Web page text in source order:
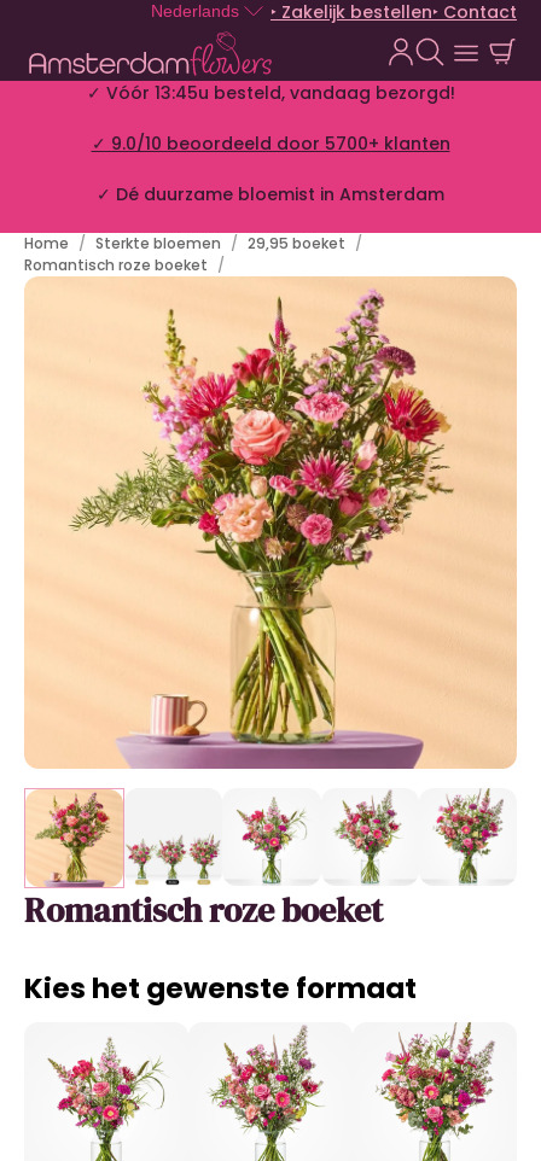
Nederlands ‣ Zakelijk bestellen‣ Contact
✓ Vóór 13:45u besteld, vandaag bezorgd!
✓ 9.0/10 beoordeeld door 5700+ klanten
✓ Dé duurzame bloemist in Amsterdam
Home Sterkte bloemen
29,95 boeket
Romantisch roze boeket
Romantisch roze boeket
Kies het gewenste formaat